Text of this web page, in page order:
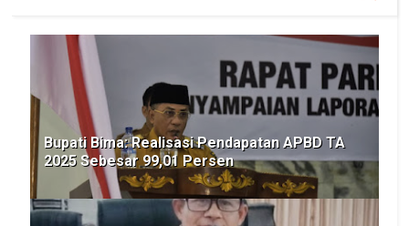
Bupati Bima: Realisasi Pendapatan APBD TA
2025 Sebesar 99,01 Persen